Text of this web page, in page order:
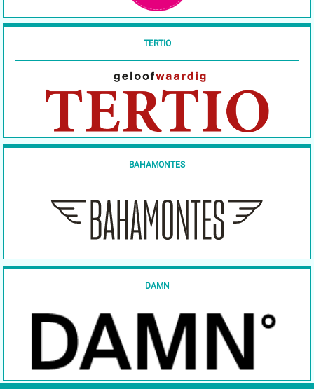
TERTIO
BAHAMONTES
DAMN